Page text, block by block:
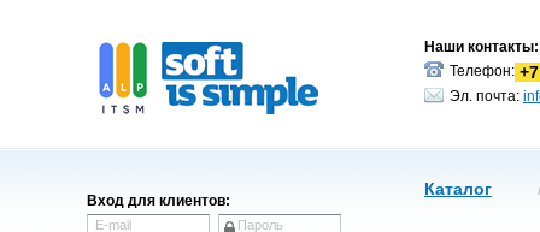
Наши контакты:
Телефон:
Эл. почта:
Каталог
Вход для клиентов:
Требуется ли
бездисковых